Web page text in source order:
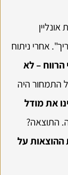
אחרי ניתוח
הרווח – לא
התמחור היה
את מודל
התוצאה?
את ההוצאות על